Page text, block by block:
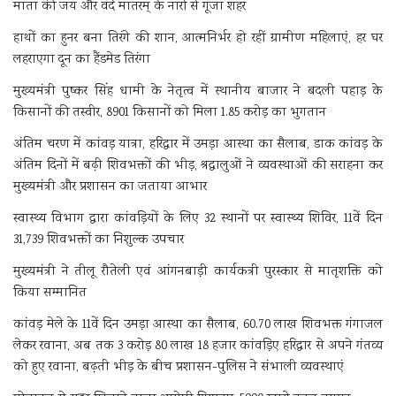
माता की जय और वंदे मातरम् के नारों से गूंजा शहर
हाथों का हुनर बना तिरंगे की शान, आत्मनिर्भर हो रहीं ग्रामीण महिलाएं, हर घर
लहराएगा दून का हैंडमेड तिरंगा
मुख्यमंत्री पुष्कर सिंह धामी के नेतृत्व में स्थानीय बाजार ने बदली पहाड़ के
किसानों की तस्वीर, 8901 किसानों को मिला 1.85 करोड़ का भुगतान
अंतिम चरण में कांवड़ यात्रा, हरिद्वार में उमड़ा आस्था का सैलाब, डाक कांवड़ के
अंतिम दिनों में बढ़ी शिवभक्तों की भीड़, श्रद्धालुओं ने व्यवस्थाओं की सराहना कर
मुख्यमंत्री और प्रशासन का जताया आभार
स्वास्थ्य विभाग द्वारा कांवड़ियों के लिए 32 स्थानों पर स्वास्थ्य शिविर, 11वें दिन
31,739 शिवभक्तों का निशुल्क उपचार
मुख्यमंत्री ने तीलू रौतेली एवं आंगनबाड़ी कार्यकत्री पुरस्कार से मातृशक्ति को
किया सम्मानित
कांवड़ मेले के 11वें दिन उमड़ा आस्था का सैलाब, 60.70 लाख शिवभक्त गंगाजल
लेकर रवाना, अब तक 3 करोड़ 80 लाख 18 हजार कांवड़िए हरिद्वार से अपने गंतव्य
को हुए रवाना, बढ़ती भीड़ के बीच प्रशासन-पुलिस ने संभाली व्यवस्थाएं